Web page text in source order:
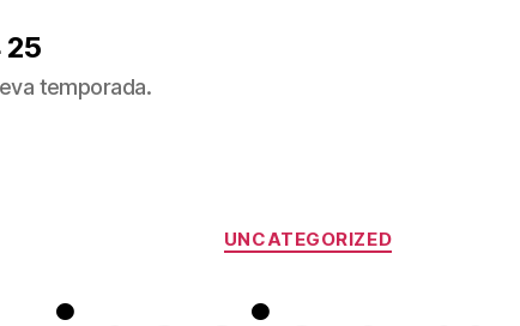
25
temporada.
Categorías
UNCATEGORIZED